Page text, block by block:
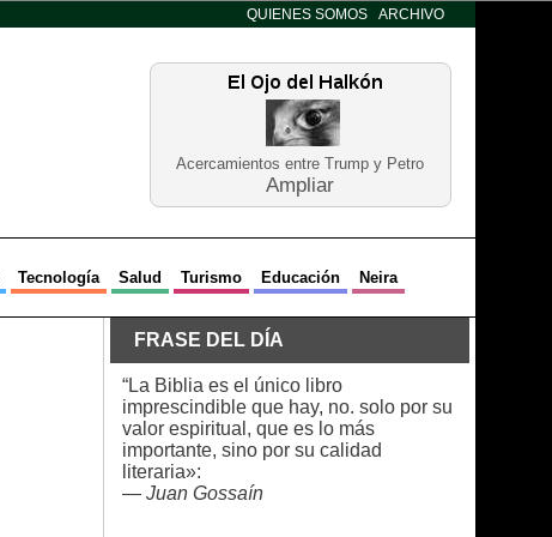
QUIENES SOMOS ARCHIVO
Acercamientos entre Trump y Petro
Ampliar
Tecnología Salud Turismo Educación Neira
FRASE DEL DÍA
“La Biblia es el único libro
imprescindible que hay, no. solo por su
valor espiritual, que es lo más
importante, sino por su calidad
literaria»:
— Juan Gossaín